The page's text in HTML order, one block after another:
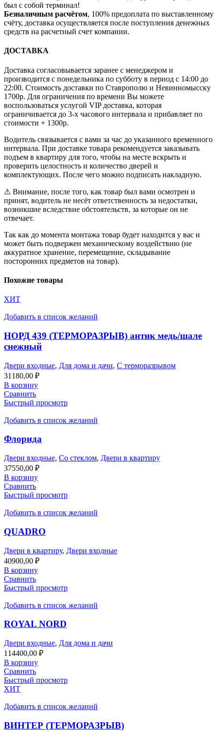
был с собой терминал!
Безналичным расчётом, 100% предоплата по выставленному
счёту, доставка осуществляется после поступления денежных
средств на расчетный счет компании.
ДОСТАВКА
Доставка согласовывается заранее с менеджером и
производится с понедельника по субботу в период с 14:00 до
22:00. Стоимость доставки по Ставрополю и Невинномысску
1700р. Для ограничения по времени Вы можете
воспользоваться услугой VIP доставка, которая
ограничивается до 3-х часового интервала и прибавляет по
стоимости + 1300р.
Водитель связывается с вами за час до указанного временного
интервала. При доставке товара рекомендуется заказывать
подъем в квартиру для того, чтобы на месте вскрыть и
проверить целостность и количество дверей и
комплектующих. После чего можно подписать накладную.
⚠ Внимание, после того, как товар был вами осмотрен и
принят, водитель не несёт ответственность за недостатки,
возникшие вследствие обстоятельств, за которые он не
отвечает.
Так как до момента монтажа товар будет находится у вас и
может быть подвержен механическому воздействию (не
аккуратное хранение, перемещение, складывание
посторонних предметов на товар).
Похожие товары
ХИТ
Добавить в список желаний
НОРД 439 (ТЕРМОРАЗРЫВ) антик медь/шале
снежный
Двери входные, Для дома и дачи, С терморазрывом
31180,00 ₽
В корзину
Сравнить
Быстрый просмотр
Добавить в список желаний
Флорида
Двери входные, Со стеклом, Двери в квартиру
37550,00 ₽
В корзину
Сравнить
Быстрый просмотр
Добавить в список желаний
QUADRO
Двери в квартиру, Двери входные
40900,00 ₽
В корзину
Сравнить
Быстрый просмотр
Добавить в список желаний
ROYAL NORD
Двери входные, Для дома и дачи
114400,00 ₽
В корзину
Сравнить
Быстрый просмотр
ХИТ
Добавить в список желаний
ВИНТЕР (ТЕРМОРАЗРЫВ)